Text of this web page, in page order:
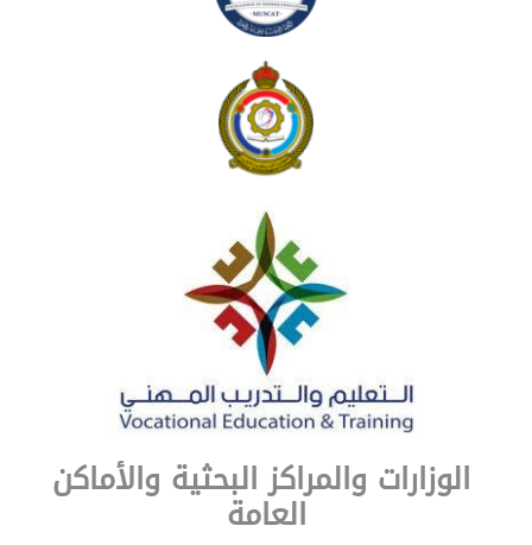
الوزارات والمراكز البحثية والأماكن
العامة